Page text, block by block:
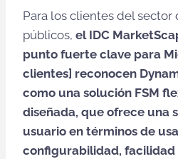
Para los clientes del sector
públicos, el IDC
punto fuerte clave para
clientes] reconocen
como una solución FSM
diseñada, que ofrece una
usuario en términos de
configurabilidad, facilidad